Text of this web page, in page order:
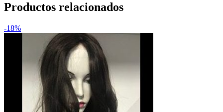
Productos relacionados
-18%